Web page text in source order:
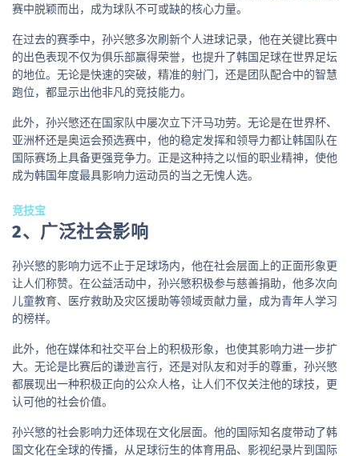
赛中脱颖而出，成为球队不可或缺的核心力量。
在过去的赛季中，孙兴慜多次刷新个人进球记录，他在关键比赛中
的出色表现不仅为俱乐部赢得荣誉，也提升了韩国足球在世界足坛
的地位。无论是快速的突破，精准的射门，还是团队配合中的智慧
跑位，都显示出他非凡的竞技能力。
此外，孙兴慜还在国家队中屡次立下汗马功劳。无论是在世界杯、
亚洲杯还是奥运会预选赛中，他的稳定发挥和领导力都让韩国队在
国际赛场上具备更强竞争力。正是这种持之以恒的职业精神，使他
成为韩国年度最具影响力运动员的当之无愧人选。
竞技宝
2、广泛社会影响
孙兴慜的影响力远不止于足球场内，他在社会层面上的正面形象更
让人们称赞。在公益活动中，孙兴慜积极参与慈善捐助，他多次向
儿童教育、医疗救助及灾区援助等领域贡献力量，成为青年人学习
的榜样。
此外，他在媒体和社交平台上的积极形象，也使其影响力进一步扩
大。无论是比赛后的谦逊言行，还是对队友和对手的尊重，孙兴慜
都展现出一种积极正向的公众人格，让人们不仅关注他的球技，更
认可他的社会价值。
孙兴慜的社会影响力还体现在文化层面。他的国际知名度带动了韩
国文化在全球的传播，从足球衍生的体育用品、影视纪录片到国际